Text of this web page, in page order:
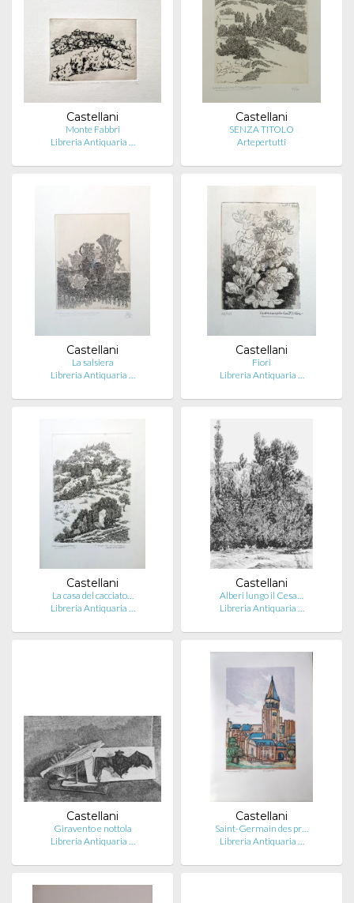
Castellani
Monte Fabbri
Libreria Antiquaria …
Castellani
SENZA TITOLO
Artepertutti
Castellani
La salsiera
Libreria Antiquaria …
Castellani
Fiori
Libreria Antiquaria …
Castellani
La casa del cacciato…
Libreria Antiquaria …
Castellani
Alberi lungo il Cesa…
Libreria Antiquaria …
Castellani
Giravento e nottola
Libreria Antiquaria …
Castellani
Saint-Germain des pr…
Libreria Antiquaria …